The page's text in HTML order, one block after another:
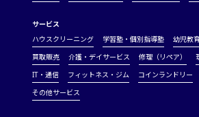
サービス
ハウスクリーニング
学習塾・個別指導塾 幼児教
買取販売
介護・デイサービス 修理（リペア）
IT・通信
フィットネス・ジム コインランドリー
その他サービス